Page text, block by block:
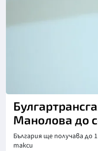
Манолова до
България ще получава
такси